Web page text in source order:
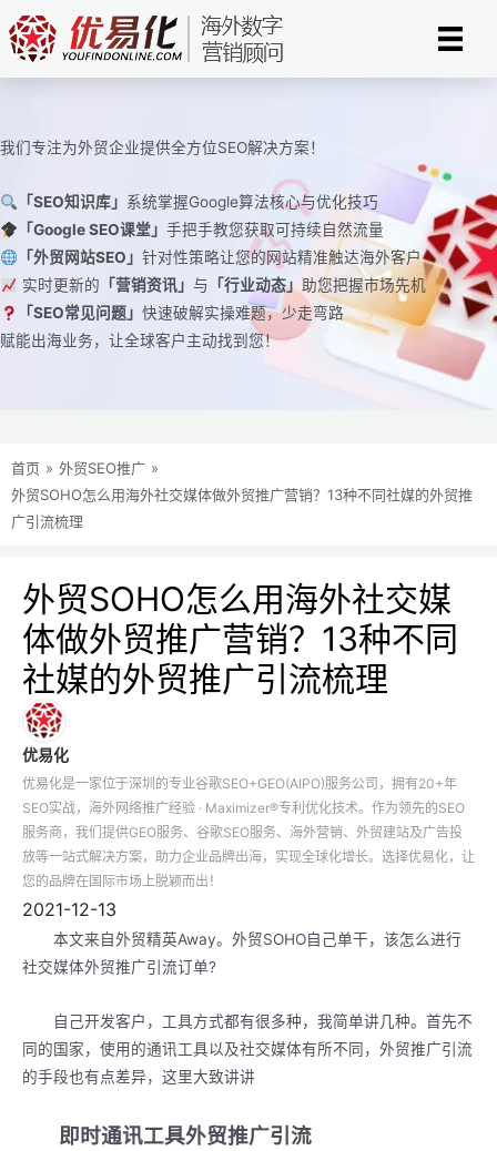
至
我们专注为外贸企业提供全方位SEO解决方案！
「SEO知识库」 系统掌握Google算法核心与优化技巧
「Google SEO课堂」 手把手教您获取可持续自然流量
「外贸网站SEO」 针对性策略让您的网站精准触达海外客户
实时更新的 「营销资讯」 与 「行业动态」 助您把握市场先机
「SEO常见问题」 快速破解实操难题，少走弯路
赋能出海业务，让全球客户主动找到您！
首页 » 外贸SEO推广 »
外贸SOHO怎么用海外社交媒体做外贸推广营销？13种不同社媒的外贸推
广引流梳理
外贸SOHO怎么用海外社交媒
体做外贸推广营销？13种不同
社媒的外贸推广引流梳理
优易化
优易化是一家位于深圳的专业谷歌SEO+GEO(AIPO)服务公司，拥有20+年
SEO实战，海外网络推广经验 · Maximizer®专利优化技术。作为领先的SEO
服务商，我们提供GEO服务、谷歌SEO服务、海外营销、外贸建站及广告投
放等一站式解决方案，助力企业品牌出海，实现全球化增长。选择优易化，让
您的品牌在国际市场上脱颖而出！
2021-12-13
本文来自外贸精英Away。外贸SOHO自己单干，该怎么进行
社交媒体外贸推广引流订单?
自己开发客户，工具方式都有很多种，我简单讲几种。首先不
同的国家，使用的通讯工具以及社交媒体有所不同，外贸推广引流
的手段也有点差异，这里大致讲讲
即时通讯工具外贸推广引流